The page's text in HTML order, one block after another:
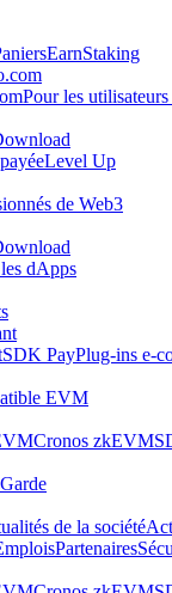
EarnStaking
Pour les
Level Up
de Web3
dApps
SDK PayPlug-ins e-
EVM
Cronos zkEVM
Garde
de la société
Partenaires